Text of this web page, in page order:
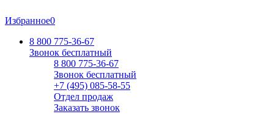
Избранное0
8 800 775-36-67
Звонок бесплатный
8 800 775-36-67
Звонок бесплатный
+7 (495) 085-58-55
Отдел продаж
Заказать звонок